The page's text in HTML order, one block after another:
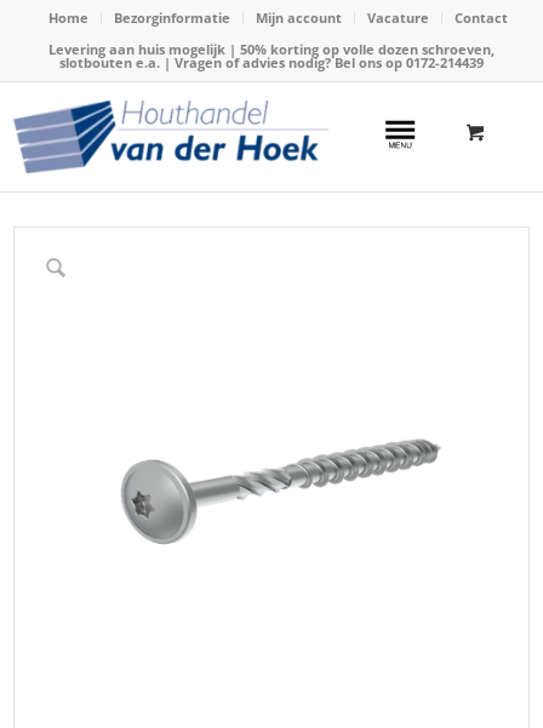
Home Bezorginformatie Mijn account Vacature
Contact
Levering aan huis mogelijk | 50% korting op volle dozen schroeven,
slotbouten e.a. | Vragen of advies nodig? Bel ons op 0172-214439
Home / Webshop / Schroeven / Tellerkop schroeven
Schroef verzinkt tellerkop, 8x180mm(TX40)(50stuks)